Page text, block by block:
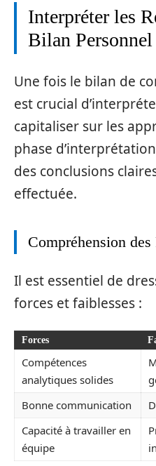
Interpréter les
Bilan Personnel
Une fois le bilan de
est crucial
capitaliser sur les
phase
des conclusions
effectuée.
Compréhension
Il est essentiel de
forces et faiblesses :
Forces
Compétences
analytiques solides
Bonne communication
Capacité à travailler en
équipe